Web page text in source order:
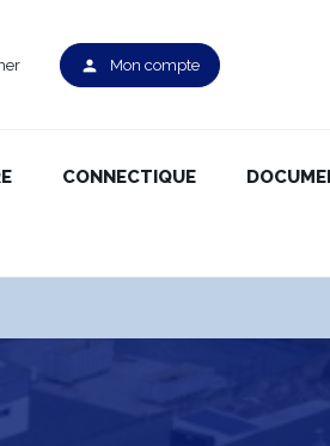
person Mon compte
CONNECTIQUE